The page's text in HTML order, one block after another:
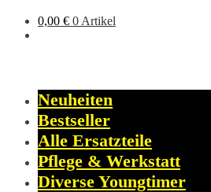
0,00 € 0 Artikel
Neuheiten
Bestseller
Alle Ersatzteile
Pflege & Werkstatt
Diverse Youngtimer